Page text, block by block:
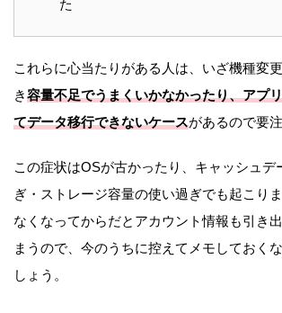
た
これらに心当たりがある人は、いざ機種変
き容量不足でうまくいかなかったり、アプ
てデータ移行できないケースがあるので要注
この症状はOSが古かったり、キャッシュデ
ぎ・ストレージ容量の使い過ぎでも起こり
なくなってからだとアカウント情報も引き
まうので、今のうちに控えてメモしておく
しょう。